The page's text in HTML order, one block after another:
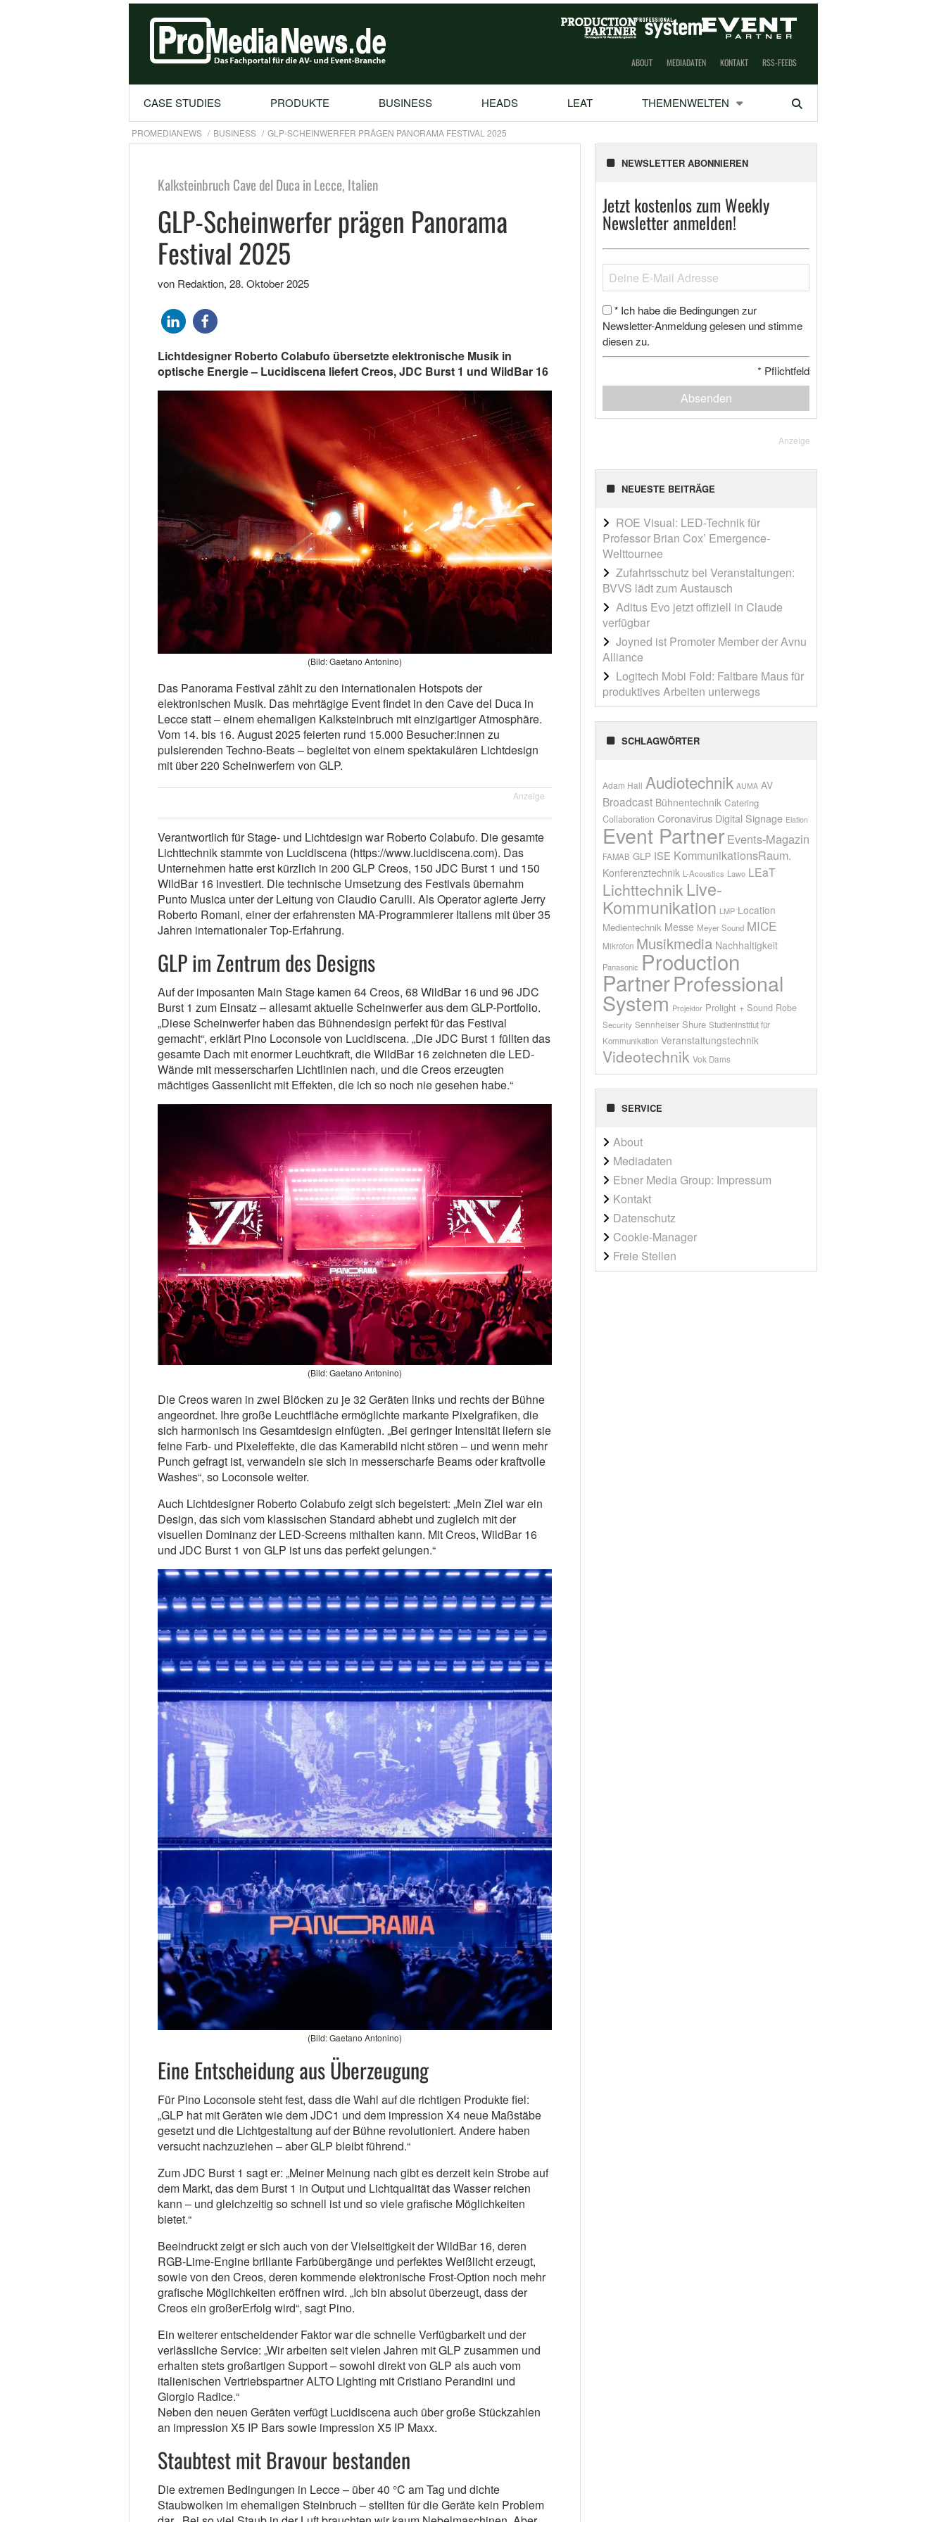
ABOUT MEDIADATEN KONTAKT RSS-FEEDS
CASE STUDIES PRODUKTE BUSINESS HEADS LEAT THEMENWELTEN Suchen
PROMEDIANEWS BUSINESS GLP-SCHEINWERFER PRÄGEN PANORAMA FESTIVAL 2025
Kalksteinbruch Cave del Duca in Lecce, Italien
GLP-Scheinwerfer prägen Panorama
Festival 2025
von Redaktion, 28. Oktober 2025
Lichtdesigner Roberto Colabufo übersetzte elektronische Musik in
optische Energie – Lucidiscena liefert Creos, JDC Burst 1 und WildBar 16
(Bild: Gaetano Antonino)
Das Panorama Festival zählt zu den internationalen Hotspots der
elektronischen Musik. Das mehrtägige Event findet in den Cave del Duca in
Lecce statt – einem ehemaligen Kalksteinbruch mit einzigartiger Atmosphäre.
Vom 14. bis 16. August 2025 feierten rund 15.000 Besucher:innen zu
pulsierenden Techno-Beats – begleitet von einem spektakulären Lichtdesign
mit über 220 Scheinwerfern von GLP.
Anzeige
Verantwortlich für Stage- und Lichtdesign war Roberto Colabufo. Die gesamte
Lichttechnik stammte von Lucidiscena (https://www.lucidiscena.com). Das
Unternehmen hatte erst kürzlich in 200 GLP Creos, 150 JDC Burst 1 und 150
WildBar 16 investiert. Die technische Umsetzung des Festivals übernahm
Punto Musica unter der Leitung von Claudio Carulli. Als Operator agierte Jerry
Roberto Romani, einer der erfahrensten MA-Programmierer Italiens mit über 35
Jahren internationaler Top-Erfahrung.
GLP im Zentrum des Designs
Auf der imposanten Main Stage kamen 64 Creos, 68 WildBar 16 und 96 JDC
Burst 1 zum Einsatz – allesamt aktuelle Scheinwerfer aus dem GLP-Portfolio.
„Diese Scheinwerfer haben das Bühnendesign perfekt für das Festival
gemacht“, erklärt Pino Loconsole von Lucidiscena. „Die JDC Burst 1 füllten das
gesamte Dach mit enormer Leuchtkraft, die WildBar 16 zeichneten die LED-
Wände mit messerscharfen Lichtlinien nach, und die Creos erzeugten
mächtiges Gassenlicht mit Effekten, die ich so noch nie gesehen habe.“
(Bild: Gaetano Antonino)
Die Creos waren in zwei Blöcken zu je 32 Geräten links und rechts der Bühne
angeordnet. Ihre große Leuchtfläche ermöglichte markante Pixelgrafiken, die
sich harmonisch ins Gesamtdesign einfügten. „Bei geringer Intensität liefern sie
feine Farb- und Pixeleffekte, die das Kamerabild nicht stören – und wenn mehr
Punch gefragt ist, verwandeln sie sich in messerscharfe Beams oder kraftvolle
Washes“, so Loconsole weiter.
Auch Lichtdesigner Roberto Colabufo zeigt sich begeistert: „Mein Ziel war ein
Design, das sich vom klassischen Standard abhebt und zugleich mit der
visuellen Dominanz der LED-Screens mithalten kann. Mit Creos, WildBar 16
und JDC Burst 1 von GLP ist uns das perfekt gelungen.“
(Bild: Gaetano Antonino)
Eine Entscheidung aus Überzeugung
Für Pino Loconsole steht fest, dass die Wahl auf die richtigen Produkte fiel:
„GLP hat mit Geräten wie dem JDC1 und dem impression X4 neue Maßstäbe
gesetzt und die Lichtgestaltung auf der Bühne revolutioniert. Andere haben
versucht nachzuziehen – aber GLP bleibt führend.“
Zum JDC Burst 1 sagt er: „Meiner Meinung nach gibt es derzeit kein Strobe auf
dem Markt, das dem Burst 1 in Output und Lichtqualität das Wasser reichen
kann – und gleichzeitig so schnell ist und so viele grafische Möglichkeiten
bietet.“
Beeindruckt zeigt er sich auch von der Vielseitigkeit der WildBar 16, deren
RGB-Lime-Engine brillante Farbübergänge und perfektes Weißlicht erzeugt,
sowie von den Creos, deren kommende elektronische Frost-Option noch mehr
grafische Möglichkeiten eröffnen wird. „Ich bin absolut überzeugt, dass der
Creos ein großerErfolg wird“, sagt Pino.
Ein weiterer entscheidender Faktor war die schnelle Verfügbarkeit und der
verlässliche Service: „Wir arbeiten seit vielen Jahren mit GLP zusammen und
erhalten stets großartigen Support – sowohl direkt von GLP als auch vom
italienischen Vertriebspartner ALTO Lighting mit Cristiano Perandini und
Giorgio Radice.“
Neben den neuen Geräten verfügt Lucidiscena auch über große Stückzahlen
an impression X5 IP Bars sowie impression X5 IP Maxx.
Staubtest mit Bravour bestanden
Die extremen Bedingungen in Lecce – über 40 °C am Tag und dichte
Staubwolken im ehemaligen Steinbruch – stellten für die Geräte kein Problem
NEWSLETTER ABONNIEREN
Jetzt kostenlos zum Weekly
Newsletter anmelden!
* Ich habe die Bedingungen zur
Newsletter-Anmeldung gelesen und stimme
diesen zu.
* Pflichtfeld
Absenden
Anzeige
NEUESTE BEITRÄGE
ROE Visual: LED-Technik für
Professor Brian Cox’ Emergence-
Welttournee
Zufahrtsschutz bei Veranstaltungen:
BVVS lädt zum Austausch
Aditus Evo jetzt offiziell in Claude
verfügbar
Joyned ist Promoter Member der Avnu
Alliance
Logitech Mobi Fold: Faltbare Maus für
produktives Arbeiten unterwegs
SCHLAGWÖRTER
Adam Hall Audiotechnik AUMA AV
Broadcast Bühnentechnik Catering
Collaboration Coronavirus Digital Signage Elation
Event Partner Events-Magazin
FAMAB GLP ISE KommunikationsRaum.
Konferenztechnik L-Acoustics Lawo LEaT
Lichttechnik Live-
Kommunikation LMP Location
Medientechnik Messe Meyer Sound MICE
Mikrofon Musikmedia Nachhaltigkeit
Panasonic Production
PartnerProfessional
System Projektor Prolight + Sound Robe
Security Sennheiser Shure Studieninstitut für
Kommunikation Veranstaltungstechnik
Videotechnik Vok Dams
SERVICE
About
Mediadaten
Ebner Media Group: Impressum
Kontakt
Datenschutz
Cookie-Manager
Freie Stellen